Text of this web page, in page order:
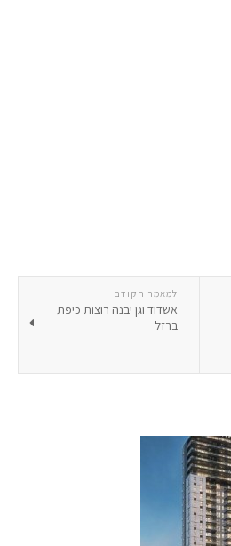
למאמר הקודם
אשדוד וגן יבנה רוצות כיפת
ברזל